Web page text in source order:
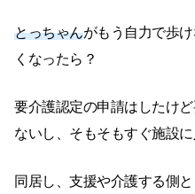
とっちゃんがもう自力で歩
くなったら？
要介護認定の申請はしたけ
ないし、そもそもすぐ施設に
同居し、支援や介護する側